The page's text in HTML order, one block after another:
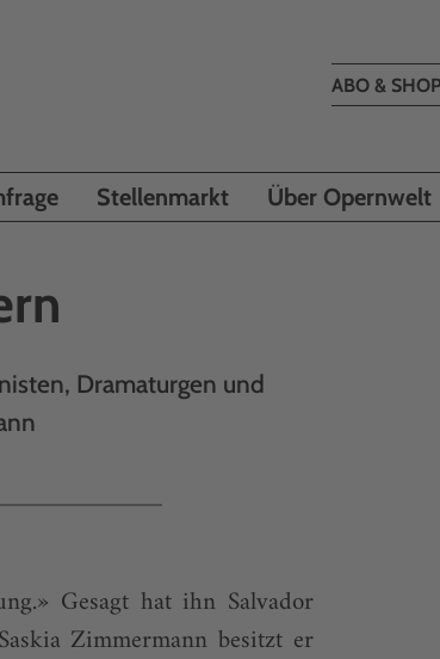
ABO & SHOP
Stellenmarkt Über Opernwelt
Dramaturgen und
Gesagt hat ihn Salvador
Zimmermann besitzt er